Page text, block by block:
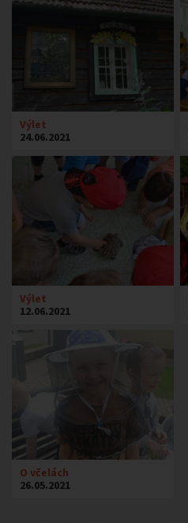
Výlet
24.06.2021
Výlet
12.06.2021
O včelách
26.05.2021